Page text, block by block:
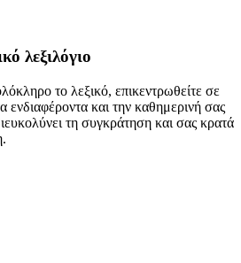
λεξιλόγιο
το λεξικό, επικεντρωθείτε σε
ενδιαφέροντα και την καθημερινή σας
τη συγκράτηση και σας κρατά